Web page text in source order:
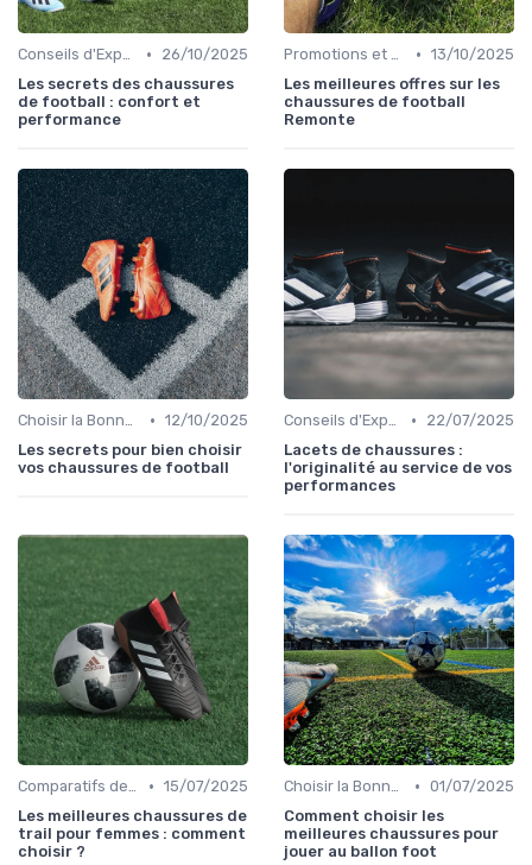
Conseils d'Experts •
26/10/2025
Les secrets des chaussures
de football : confort et
performance
Promotions et Soldes • 13/10/2025
Les meilleures offres sur les
chaussures de football
Remonte
Choisir la Bonne Taille • 12/10/2025
Les secrets pour bien choisir
vos chaussures de football
Conseils d'Experts •
22/07/2025
Lacets de chaussures :
l'originalité au service de vos
performances
Comparatifs de Prix et de Modèles • 15/07/2025
Les meilleures chaussures de
trail pour femmes : comment
choisir ?
Choisir la Bonne Taille • 01/07/2025
Comment choisir les
meilleures chaussures pour
jouer au ballon foot